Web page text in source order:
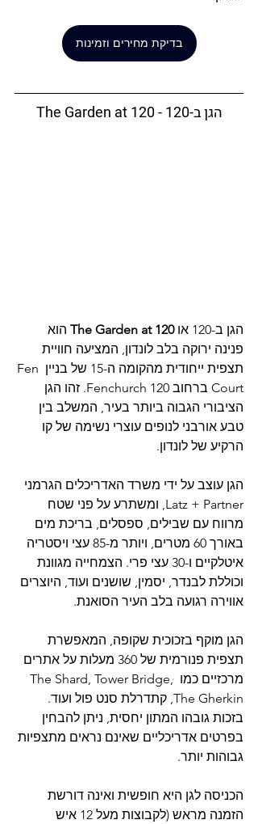
בדיקת מחירים וזמינות
The Garden at 120 - הגן ב-120
הגן ב-120 או The Garden at 120 הוא
פנינה ירוקה בלב לונדון, המציעה חוויית
תצפית ייחודית מהקומה ה-15 של בניין Fen
Court ברחוב Fenchurch 120. זהו הגן
הציבורי הגבוה ביותר בעיר, המשלב בין
טבע אורבני לנופים עוצרי נשימה של קו
הרקיע של לונדון.
הגן עוצב על ידי משרד האדריכלים הגרמני
Latz + Partner, ומשתרע על פני שטח
מרווח עם שבילים, ספסלים, בריכת מים
באורך 60 מטרים, ויותר מ-85 עצי ויסטריה
איטלקיים ו-30 עצי פרי. הצמחייה מגוונת
וכוללת לבנדר, יסמין, שושנים ועוד, היוצרים
אווירה רגועה בלב העיר הסואנת.
הגן מוקף בזכוכית שקופה, המאפשרת
תצפית פנורמית של 360 מעלות על אתרים
מרכזיים כמו The Shard, Tower Bridge,
The Gherkin, קתדרלת סנט פול ועוד.
בזכות גובהו המתון יחסית, ניתן להבחין
בפרטים אדריכליים שאינם נראים מתצפיות
גבוהות יותר.
הכניסה לגן היא חופשית ואינה דורשת
הזמנה מראש (לקבוצות מעל 12 איש